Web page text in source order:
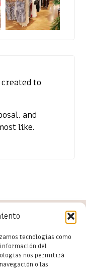
tecnologías como
del
nos permitirá
o las
created to
and
like.
Salou